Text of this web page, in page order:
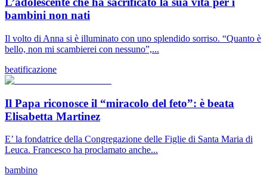
bambini non nati
Il volto di Anna si è illuminato con uno splendido sorriso. “Quanto è
bello, non mi scambierei con nessuno”,...
beatificazione
Il Papa riconosce il “miracolo del feto”: è beata
Elisabetta Martinez
E’ la fondatrice della Congregazione delle Figlie di Santa Maria di
Leuca. Francesco ha proclamato anche...
bambino